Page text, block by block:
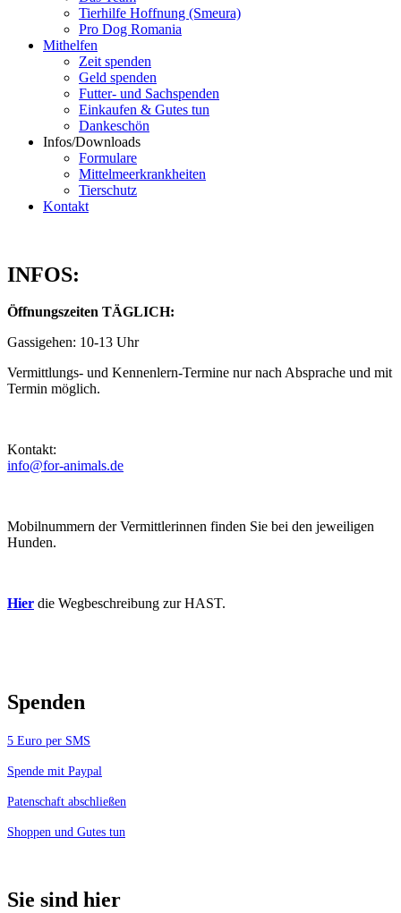
Tierhilfe Hoffnung (Smeura)
Pro Dog Romania
Mithelfen
Zeit spenden
Geld spenden
Futter- und Sachspenden
Einkaufen & Gutes tun
Dankeschön
Infos/Downloads
Formulare
Mittelmeerkrankheiten
Tierschutz
Kontakt
INFOS:
Öffnungszeiten TÄGLICH:
Gassigehen: 10-13 Uhr
Vermittlungs- und Kennenlern-Termine nur nach Absprache und mit
Termin möglich.
Kontakt:
info@for-animals.de
Mobilnummern der Vermittlerinnen finden Sie bei den jeweiligen
Hunden.
Hier die Wegbeschreibung zur HAST.
Spenden
5 Euro per SMS
Spende mit Paypal
Patenschaft abschließen
Shoppen und Gutes tun
Sie sind hier